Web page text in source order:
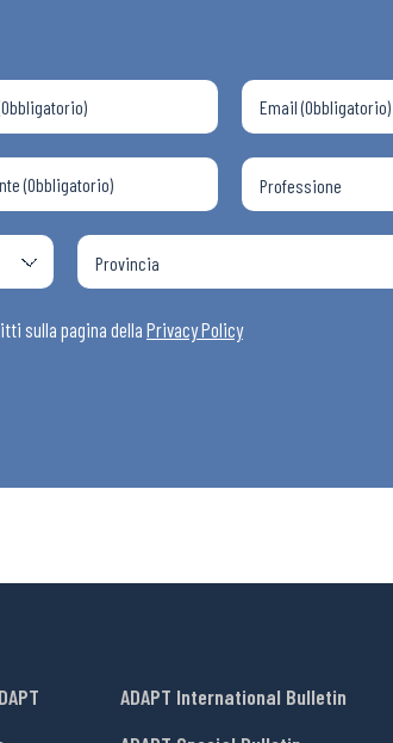
ADAPT
sulla pagina della Privacy Policy
ADAPT International Bulletin